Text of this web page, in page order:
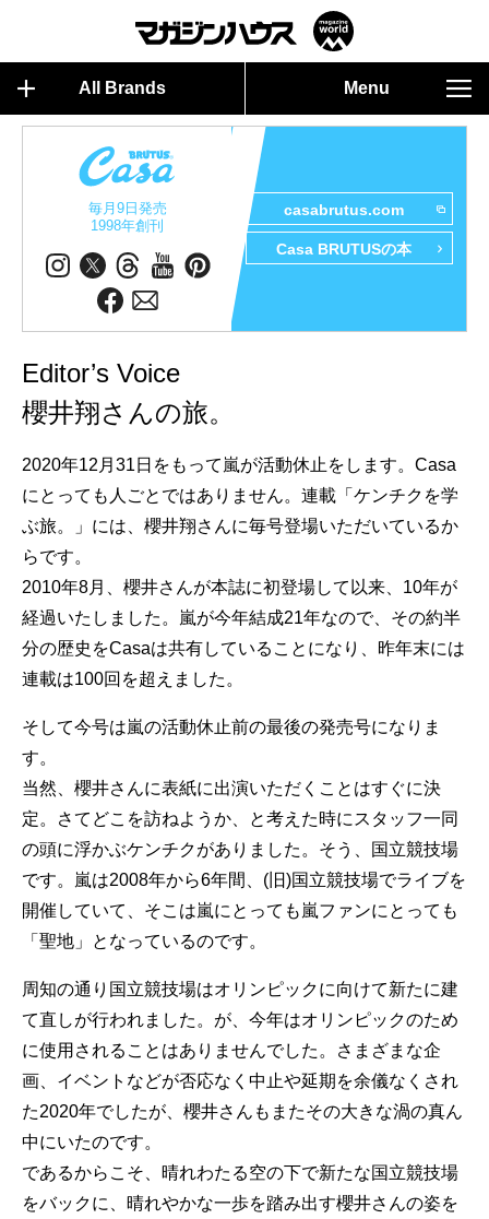
All Brands Menu
毎月9日発売
1998年創刊
casabrutus.com
Casa BRUTUSの本
Editor’s Voice
櫻井翔さんの旅。
2020年12月31日をもって嵐が活動休止をします。Casa
にとっても人ごとではありません。連載「ケンチクを学
ぶ旅。」には、櫻井翔さんに毎号登場いただいているか
らです。
2010年8月、櫻井さんが本誌に初登場して以来、10年が
経過いたしました。嵐が今年結成21年なので、その約半
分の歴史をCasaは共有していることになり、昨年末には
連載は100回を超えました。
そして今号は嵐の活動休止前の最後の発売号になりま
す。
当然、櫻井さんに表紙に出演いただくことはすぐに決
定。さてどこを訪ねようか、と考えた時にスタッフ一同
の頭に浮かぶケンチクがありました。そう、国立競技場
です。嵐は2008年から6年間、(旧)国立競技場でライブを
開催していて、そこは嵐にとっても嵐ファンにとっても
「聖地」となっているのです。
周知の通り国立競技場はオリンピックに向けて新たに建
て直しが行われました。が、今年はオリンピックのため
に使用されることはありませんでした。さまざまな企
画、イベントなどが否応なく中止や延期を余儀なくされ
た2020年でしたが、櫻井さんもまたその大きな渦の真ん
中にいたのです。
であるからこそ、晴れわたる空の下で新たな国立競技場
をバックに、晴れやかな一歩を踏み出す櫻井さんの姿を